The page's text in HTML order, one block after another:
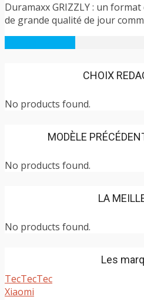
Duramaxx GRIZZLY : un
de grande qualité de jour
CHOIX
No products found.
MODÈLE
No products found.
LA
No products found.
Les
TecTecTec
Xiaomi